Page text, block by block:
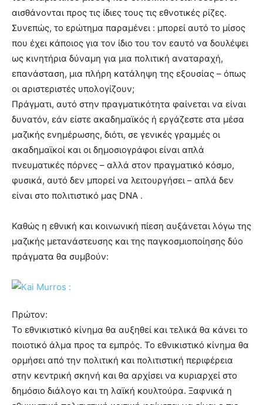
αισθάνονται προς τις ίδιες τους τις εθνοτικές ρίζες.
Συνεπώς, το ερώτημα παραμένει : μπορεί αυτό το μίσος
που έχει κάποιος για τον ίδιο του τον εαυτό να δουλέψει
ως κινητήρια δύναμη για μια πολιτική αναταραχή,
επανάσταση, μια πλήρη κατάληψη της εξουσίας – όπως
οι αριστεριστές υπολογίζουν;
Πράγματι, αυτό στην πραγματικότητα φαίνεται να είναι
δυνατόν, εάν είστε ακαδημαϊκός ή εργάζεστε στα μέσα
μαζικής ενημέρωσης, διότι, σε γενικές γραμμές οι
ακαδημαϊκοί και οι δημοσιογράφοι είναι απλά
πνευματικές πόρνες – αλλά στον πραγματικό κόσμο,
φυσικά, αυτό δεν μπορεί να λειτουργήσει – απλά δεν
είναι στο πολιτιστικό μας DNA .
Καθώς η εθνική και κοινωνική πίεση αυξάνεται λόγω της
μαζικής μετανάστευσης και της παγκοσμιοποίησης δύο
πράγματα θα συμβούν:
Πρώτον:
Το εθνικιστικό κίνημα θα αυξηθεί και τελικά θα κάνει το
ποιοτικό άλμα προς τα εμπρός. Το εθνικιστικό κίνημα θα
ορμήσει από την πολιτική και πολιτιστική περιφέρεια
στην κεντρική σκηνή και θα αρχίσει να κυριαρχεί στο
δημόσιο διάλογο και τη λαϊκή κουλτούρα. Ξαφνικά η